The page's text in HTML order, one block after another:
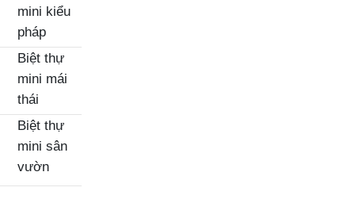
mini kiểu
pháp
Biệt thự
mini mái
thái
Biệt thự
mini sân
vườn